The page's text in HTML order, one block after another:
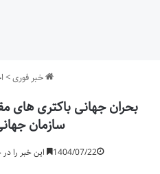
خبر فوری>
بحران جهانی باکتری های
سازمان
1404/07/22 این خبر را در خبر